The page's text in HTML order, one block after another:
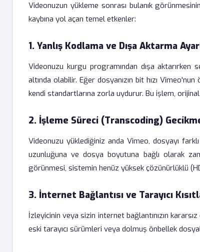
Videonuzun yükleme sonrası bulanık
kaybına yol açan temel etkenler:
1. Yanlış Kodlama ve Dışa Aktarma
Videonuzu kurgu programından dışa
altında olabilir. Eğer dosyanızın bit hızı
kendi standartlarına zorla uydurur. Bu işlem,
2. İşleme Süreci (Transcoding)
Videonuzu yüklediğiniz anda Vimeo, dosyayı
uzunluğuna ve dosya boyutuna bağlı olarak
görünmesi, sistemin henüz yüksek çözünürlüklü
3. İnternet Bağlantısı ve Tarayıcı
İzleyicinin veya sizin internet bağlantınızın
eski tarayıcı sürümleri veya dolmuş önbellek